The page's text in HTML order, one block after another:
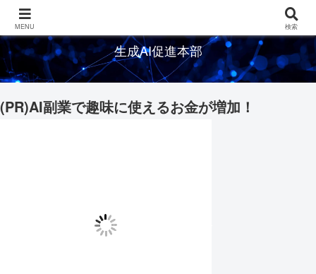
生成AI促進本部
(PR)AI副業で趣味に使えるお金が増加！
MENU 検索